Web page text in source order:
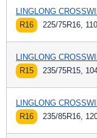
LINGLONG
R16
225/75R16,
LINGLONG
R15
235/75R15,
LINGLONG
R16
235/85R16,